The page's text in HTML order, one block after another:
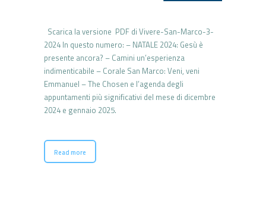
Scarica la versione PDF di Vivere-San-Marco-3-
2024 In questo numero: – NATALE 2024: Gesù è
presente ancora? – Camini un’esperienza
indimenticabile – Corale San Marco: Veni, veni
Emmanuel – The Chosen e l’agenda degli
appuntamenti più significativi del mese di dicembre
2024 e gennaio 2025.
Read more